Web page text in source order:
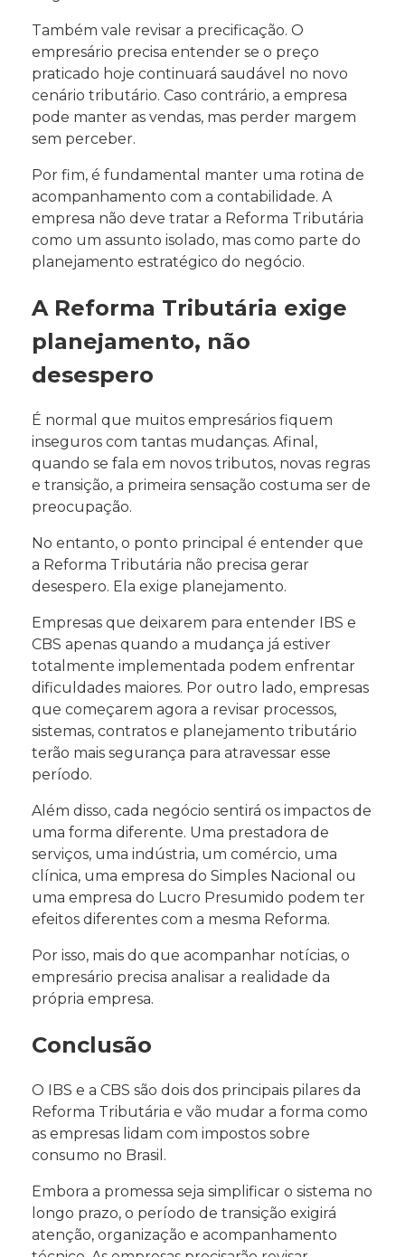
Também vale revisar a precificação. O
empresário precisa entender se o preço
praticado hoje continuará saudável no novo
cenário tributário. Caso contrário, a empresa
pode manter as vendas, mas perder margem
sem perceber.
Por fim, é fundamental manter uma rotina de
acompanhamento com a contabilidade. A
empresa não deve tratar a Reforma Tributária
como um assunto isolado, mas como parte do
planejamento estratégico do negócio.
A Reforma Tributária exige
planejamento, não
desespero
É normal que muitos empresários fiquem
inseguros com tantas mudanças. Afinal,
quando se fala em novos tributos, novas regras
e transição, a primeira sensação costuma ser de
preocupação.
No entanto, o ponto principal é entender que
a Reforma Tributária não precisa gerar
desespero. Ela exige planejamento.
Empresas que deixarem para entender IBS e
CBS apenas quando a mudança já estiver
totalmente implementada podem enfrentar
dificuldades maiores. Por outro lado, empresas
que começarem agora a revisar processos,
sistemas, contratos e planejamento tributário
terão mais segurança para atravessar esse
período.
Além disso, cada negócio sentirá os impactos de
uma forma diferente. Uma prestadora de
serviços, uma indústria, um comércio, uma
clínica, uma empresa do Simples Nacional ou
uma empresa do Lucro Presumido podem ter
efeitos diferentes com a mesma Reforma.
Por isso, mais do que acompanhar notícias, o
empresário precisa analisar a realidade da
própria empresa.
Conclusão
O IBS e a CBS são dois dos principais pilares da
Reforma Tributária e vão mudar a forma como
as empresas lidam com impostos sobre
consumo no Brasil.
Embora a promessa seja simplificar o sistema no
longo prazo, o período de transição exigirá
atenção, organização e acompanhamento